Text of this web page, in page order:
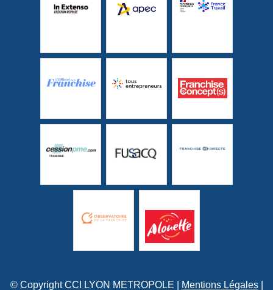
© Copyright CCI LYON METROPOLE | Mentions Légales|